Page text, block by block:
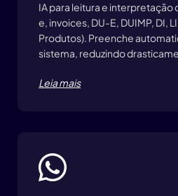
IA para leitura e interpretação
e, invoices, DU-E, DUIMP, DI,
Produtos). Preenche
sistema, reduzindo
Leia mais